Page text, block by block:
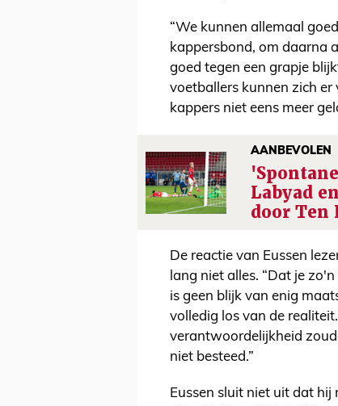
“We kunnen allemaal
kappersbond, om daarna
goed tegen een grapje
voetballers kunnen zich er
kappers niet eens meer
AANBEVOLEN
Labyad
door Ten
De reactie van Eussen
lang niet alles. “Dat je
is geen blijk van enig
volledig los van de
verantwoordelijkheid
niet besteed.”
Eussen sluit niet uit dat